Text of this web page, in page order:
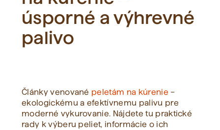
Neboli nájdené žiadne pojmy.
úsporné a výhrevné
palivo
Články venované peletám na kúrenie –
ekologickému a efektívnemu palivu pre
moderné vykurovanie. Nájdete tu praktické
rady k výberu peliet, informácie o ich